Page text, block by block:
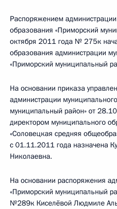
Распоряжением
образования «Приморский
октября 2011 года № 275к
образования администрации
«Приморский муниципальный
На основании приказа
администрации
муниципальный район» от
директором муниципального
«Соловецкая средняя
с 01.11.2011 года назначена
Николаевна.
На основании распоряжения
«Приморский муниципальный
№289к Киселёвой Людмиле